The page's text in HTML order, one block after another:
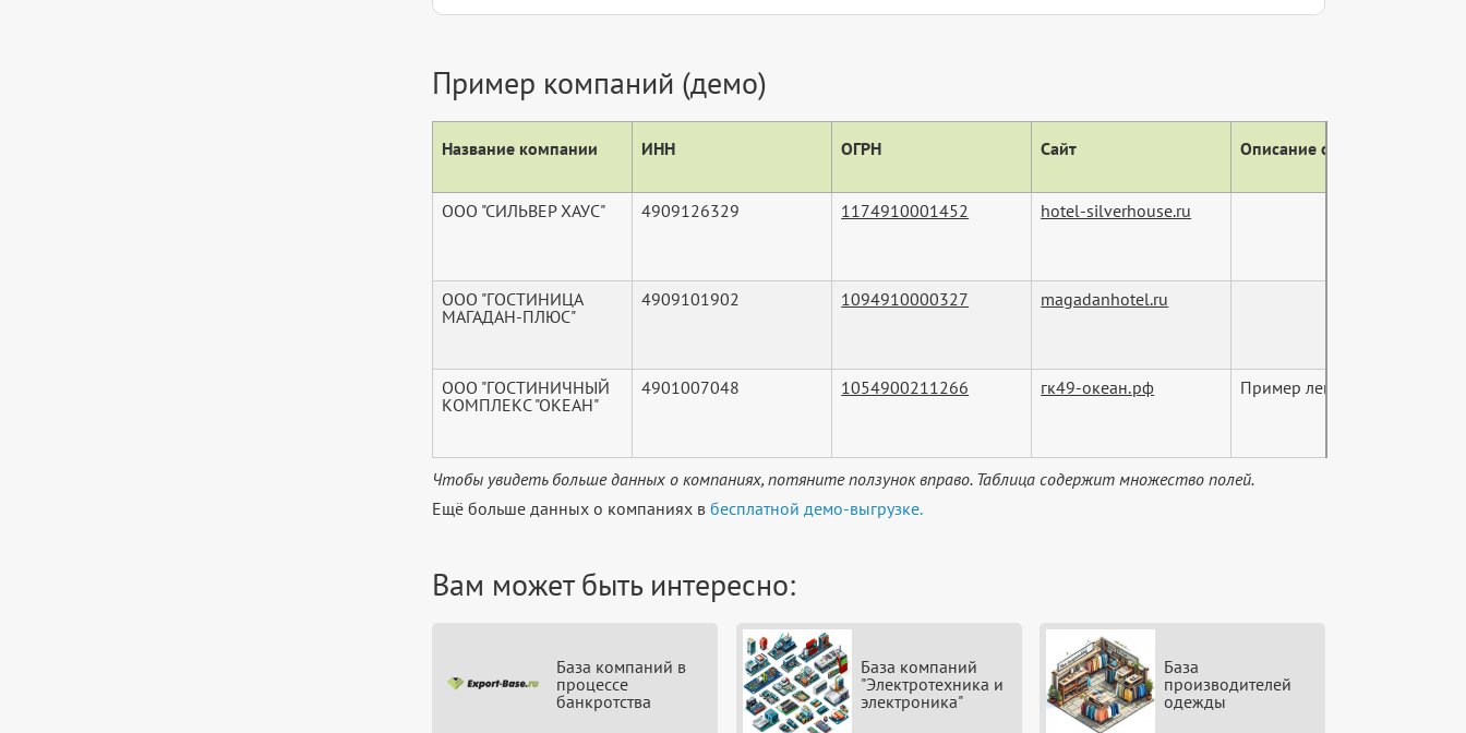
Пример компаний (демо)
Название компании ИНН ОГРН Сайт Описание сайта (тег
ООО "СИЛЬВЕР ХАУС" 4909126329 1174910001452 hotel-silverhouse.ru
ООО "ГОСТИНИЦА
МАГАДАН-ПЛЮС"
4909101902 1094910000327 magadanhotel.ru
ООО "ГОСТИНИЧНЫЙ
КОМПЛЕКС "ОКЕАН"
4901007048 1054900211266 гк49-океан.рф Пример лендинга отеля или
Чтобы увидеть больше данных о компаниях, потяните ползунок вправо. Таблица содержит множество полей.
Ещё больше данных о компаниях вбесплатной демо-выгрузке.
Вам может быть интересно:
База компаний в
процессе
банкротства
База компаний
"Электротехника и
электроника"
База
производителей
одежды